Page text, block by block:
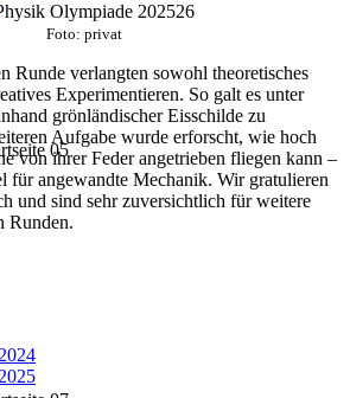
Foto: privat
Runde verlangten sowohl theoretisches
Experimentieren. So galt es unter
grönländischer Eisschilde zu
Aufgabe wurde erforscht, wie hoch
von ihrer Feder angetrieben fliegen kann –
für angewandte Mechanik. Wir gratulieren
und sind sehr zuversichtlich für weitere
Runden.